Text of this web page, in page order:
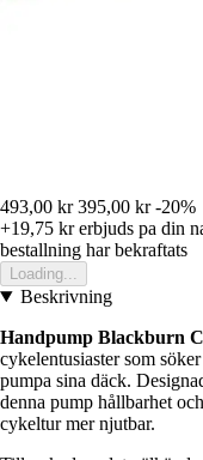
493,00 kr 395,00 kr -20%
+19,75 krerbjuds pa din
bestallning har bekraftats
Loading...
Beskrivning
Handpump Blackburn
cykelentusiaster som
pumpa sina däck.
denna pump hållbarhet
cykeltur mer njutbar.